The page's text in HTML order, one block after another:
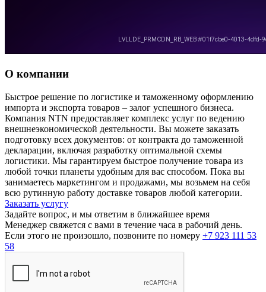
О компании
Быстрое решение по логистике и таможенному оформлению
импорта и экспорта товаров – залог успешного бизнеса.
Компания NTN предоставляет комплекс услуг по ведению
внешнеэкономической деятельности. Вы можете заказать
подготовку всех документов: от контракта до таможенной
декларации, включая разработку оптимальной схемы
логистики. Мы гарантируем быстрое получение товара из
любой точки планеты удобным для вас способом. Пока вы
занимаетесь маркетингом и продажами, мы возьмем на себя
всю рутинную работу доставке товаров любой категории.
Заказать услугу
Задайте вопрос, и мы ответим в ближайшее время
Менеджер свяжется с вами в течение часа в рабочий день.
Если этого не произошло, позвоните по номеру +7 923 111 53
58